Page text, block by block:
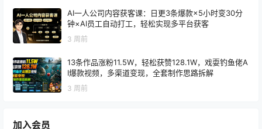
AI一人公司内容获客课：日更3条爆款×5小时变30分
钟×AI员工自动打工，轻松实现多平台获客
3 周前
13条作品涨粉11.5W，轻松获赞128.1W，戏耍钓鱼佬A
I爆款视频，多渠道变现，全套制作思路拆解
3 周前
加入会员